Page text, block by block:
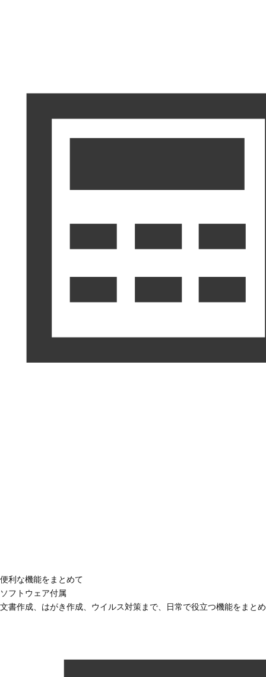
便利な機能をまとめて
ソフトウェア付属
文書作成、はがき作成、ウイルス対策まで、日常で役立つ機能をまと